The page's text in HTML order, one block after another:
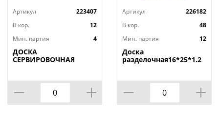
Артикул
223407
В кор.
12
Мин. партия
4
ДОСКА
СЕРВИРОВОЧНАЯ
УПАКОВКИ, КОР=12ШТ.
Артикул
226182
В кор.
48
Мин. партия
12
Доска
разделочная16*25*1.2